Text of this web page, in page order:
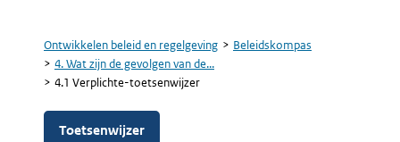
Kruimelpad
Ontwikkelen beleid en regelgeving
Beleidskompas
4. Wat zijn de gevolgen van de...
4.1 Verplichte-toetsenwijzer
Toetsenwijzer